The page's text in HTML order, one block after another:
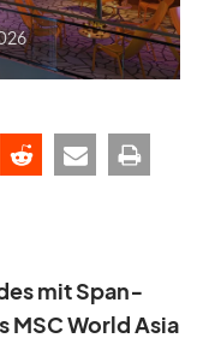
mit Span­
World Asia